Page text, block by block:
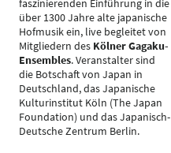
faszinierenden Einführung in die
über 1300 Jahre alte japanische
Hofmusik ein, live begleitet von
Mitgliedern des Kölner Gagaku-
Ensembles. Veranstalter sind
die Botschaft von Japan in
Deutschland, das Japanische
Kulturinstitut Köln (The Japan
Foundation) und das Japanisch-
Deutsche Zentrum Berlin.